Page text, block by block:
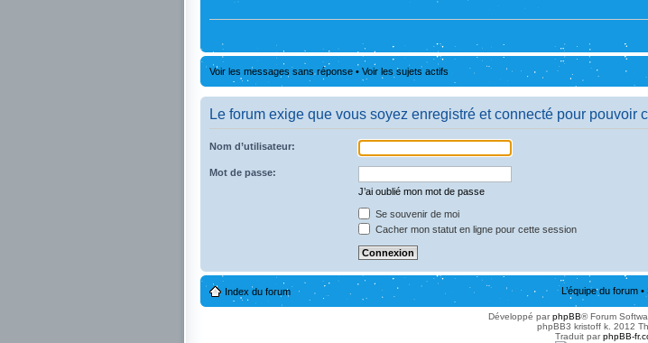
Voir les messages sans réponse • Voir les sujets actifs
Le forum exige que vous soyez enregistré et connecté pour pouvoir
Nom d’utilisateur:
Mot de passe:
J’ai oublié mon mot de passe
Se souvenir de moi
Cacher mon statut en ligne pour cette session
Index du forum L’équipe du forum •
Développé parphpBB® Forum
phpBB3 kristoff k. 2012
Traduit parphpBB-